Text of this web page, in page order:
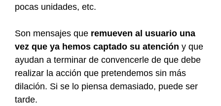
pocas unidades, etc.
Son mensajes que remueven al usuario una
vez que ya hemos captado su atención y que
ayudan a terminar de convencerle de que debe
realizar la acción que pretendemos sin más
dilación. Si se lo piensa demasiado, puede ser
tarde.